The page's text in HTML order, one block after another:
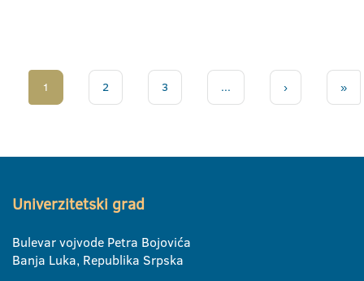
1 2 3 ... › »
Univerzitetski grad
Bulevar vojvode Petra Bojovića
Banja Luka, Republika Srpska